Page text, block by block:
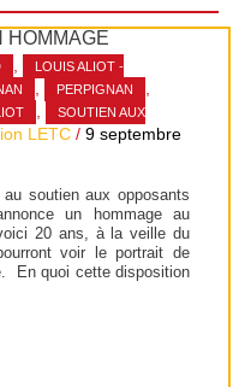
HOMMAGE
,
LOUIS ALIOT -
, PERPIGNAN ,
,
SOUTIEN AUX
LETC /9 septembre
au soutien aux opposants
un hommage au
20 ans, à la veille du
voir le portrait de
En quoi cette disposition